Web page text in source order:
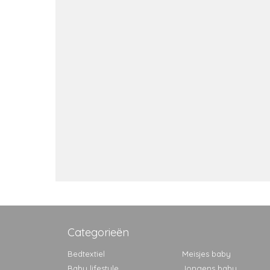
Categorieën
Bedtextiel
Meisjes baby